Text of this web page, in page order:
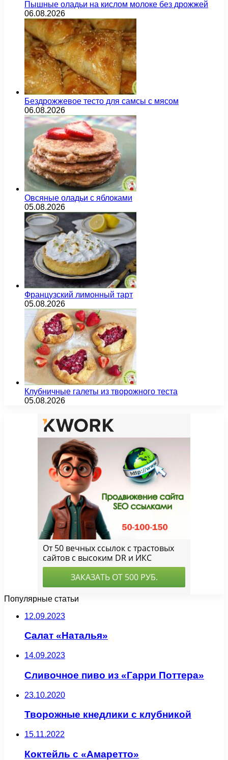
Пышные оладьи на кислом молоке без дрожжей
06.08.2026
Бездрожжевое тесто для самсы с мясом
06.08.2026
Овсяные оладьи с яблоками
05.08.2026
Французский лимонный тарт
05.08.2026
Клубничные галеты из творожного теста
05.08.2026
Популярные статьи
12.09.2023
Салат «Наталья»
14.09.2023
Сливочное пиво из «Гарри Поттера»
23.10.2020
Творожные кнедлики с клубникой
15.11.2022
Коктейль с «Амаретто»